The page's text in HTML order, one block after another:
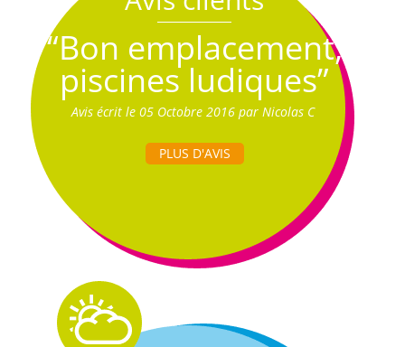
“Bon emplacement,
piscines ludiques”
Avis écrit le 05 Octobre 2016 par Nicolas C
PLUS D'AVIS